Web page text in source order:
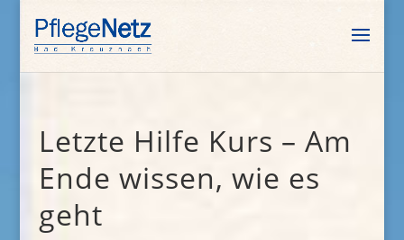
Letzte Hilfe Kurs – Am
Ende wissen, wie es
geht